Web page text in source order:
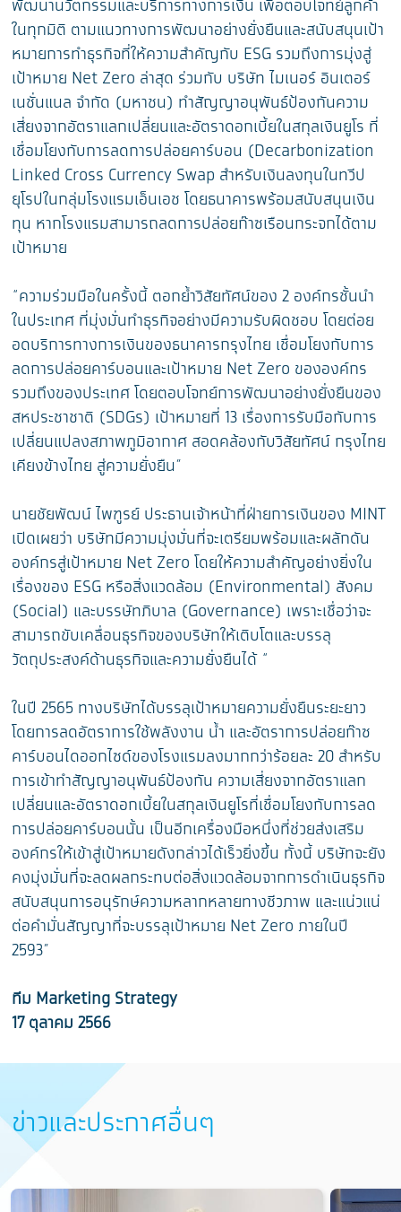
พัฒนานวัตกรรมและบริการทางการเงิน เพื่อตอบโจทย์ลูกค้า
ในทุกมิติ ตามแนวทางการพัฒนาอย่างยั่งยืนและสนับสนุนเป้า
หมายการทำธุรกิจที่ให้ความสำคัญกับ ESG รวมถึงการมุ่งสู่
เป้าหมาย Net Zero ล่าสุด ร่วมกับ บริษัท ไมเนอร์ อินเตอร์
เนชั่นแนล จำกัด (มหาชน) ทำสัญญาอนุพันธ์ป้องกันความ
เสี่ยงจากอัตราแลกเปลี่ยนและอัตราดอกเบี้ยในสกุลเงินยูโร ที่
เชื่อมโยงกับการลดการปล่อยคาร์บอน (Decarbonization
Linked Cross Currency Swap สำหรับเงินลงทุนในทวีป
ยุโรปในกลุ่มโรงแรมเอ็นเอช โดยธนาคารพร้อมสนับสนุนเงิน
ทุน หากโรงแรมสามารถลดการปล่อยก๊าซเรือนกระจกได้ตาม
เป้าหมาย
“ความร่วมมือในครั้งนี้ ตอกย้ำวิสัยทัศน์ของ 2 องค์กรชั้นนำ
ในประเทศ ที่มุ่งมั่นทำธุรกิจอย่างมีความรับผิดชอบ โดยต่อย
อดบริการทางการเงินของธนาคารกรุงไทย เชื่อมโยงกับการ
ลดการปล่อยคาร์บอนและเป้าหมาย Net Zero ขององค์กร
รวมถึงของประเทศ โดยตอบโจทย์การพัฒนาอย่างยั่งยืนของ
สหประชาชาติ (SDGs) เป้าหมายที่ 13 เรื่องการรับมือกับการ
เปลี่ยนแปลงสภาพภูมิอากาศ สอดคล้องกับวิสัยทัศน์ กรุงไทย
เคียงข้างไทย สู่ความยั่งยืน”
นายชัยพัฒน์ ไพฑูรย์ ประธานเจ้าหน้าที่ฝ่ายการเงินของ MINT
เปิดเผยว่า บริษัทมีความมุ่งมั่นที่จะเตรียมพร้อมและผลักดัน
องค์กรสู่เป้าหมาย Net Zero โดยให้ความสำคัญอย่างยิ่งใน
เรื่องของ ESG หรือสิ่งแวดล้อม (Environmental) สังคม
(Social) และบรรษัทภิบาล (Governance) เพราะเชื่อว่าจะ
สามารถขับเคลื่อนธุรกิจของบริษัทให้เติบโตและบรรลุ
วัตถุประสงค์ด้านธุรกิจและความยั่งยืนได้ “
ในปี 2565 ทางบริษัทได้บรรลุเป้าหมายความยั่งยืนระยะยาว
โดยการลดอัตราการใช้พลังงาน น้ำ และอัตราการปล่อยก๊าซ
คาร์บอนไดออกไซด์ของโรงแรมลงมากกว่าร้อยละ 20 สำหรับ
การเข้าทำสัญญาอนุพันธ์ป้องกัน ความเสี่ยงจากอัตราแลก
เปลี่ยนและอัตราดอกเบี้ยในสกุลเงินยูโรที่เชื่อมโยงกับการลด
การปล่อยคาร์บอนนั้น เป็นอีกเครื่องมือหนึ่งที่ช่วยส่งเสริม
องค์กรให้เข้าสู่เป้าหมายดังกล่าวได้เร็วยิ่งขึ้น ทั้งนี้ บริษัทจะยัง
คงมุ่งมั่นที่จะลดผลกระทบต่อสิ่งแวดล้อมจากการดำเนินธุรกิจ
สนับสนุนการอนุรักษ์ความหลากหลายทางชีวภาพ และแน่วแน่
ต่อคำมั่นสัญญาที่จะบรรลุเป้าหมาย Net Zero ภายในปี
2593”
ทีม Marketing Strategy
17 ตุลาคม 2566
ข่าวและประกาศอื่นๆ